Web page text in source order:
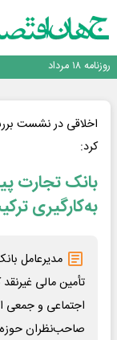
هر همکار، یک خبرنگار؛
اینفوگرافی
انرژی؛ از موتور توسعه تا
هر همکار، یک خبرنگار؛
روزنامه ۱۸ مرداد
اخلاقی در نشست
کرد:
بانک تجارت
به‌کارگیری
مدیرعامل
تأمین مالی
اجتماعی و جمعی
صاحب‌نظران حوزه